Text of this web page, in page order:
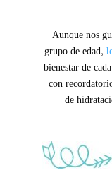
Aunque nos
grupo de edad,
bienestar de
con
de